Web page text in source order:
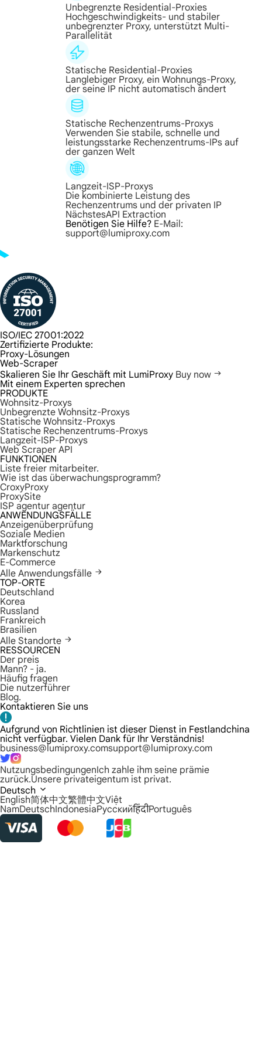
Unbegrenzte Residential-Proxies
Hochgeschwindigkeits- und stabiler
unbegrenzter Proxy, unterstützt Multi-
Parallelität
Statische Residential-Proxies
Langlebiger Proxy, ein Wohnungs-Proxy,
der seine IP nicht automatisch ändert
Statische Rechenzentrums-Proxys
Verwenden Sie stabile, schnelle und
leistungsstarke Rechenzentrums-IPs auf
der ganzen Welt
Langzeit-ISP-Proxys
Die kombinierte Leistung des
Rechenzentrums und der privaten IP
NächstesAPI Extraction
Benötigen Sie Hilfe? E-Mail:
support@lumiproxy.com
ISO/IEC 27001:2022
Zertifizierte Produkte:
Proxy-Lösungen
Web-Scraper
Skalieren Sie Ihr Geschäft mit LumiProxy Buy now
Mit einem Experten sprechen
PRODUKTE
Wohnsitz-Proxys
Unbegrenzte Wohnsitz-Proxys
Statische Wohnsitz-Proxys
Statische Rechenzentrums-Proxys
Langzeit-ISP-Proxys
Web Scraper API
FUNKTIONEN
Liste freier mitarbeiter.
Wie ist das überwachungsprogramm?
CroxyProxy
ProxySite
ISP agentur agentur
ANWENDUNGSFÄLLE
Anzeigenüberprüfung
Soziale Medien
Marktforschung
Markenschutz
E-Commerce
Alle Anwendungsfälle
TOP-ORTE
Deutschland
Korea
Russland
Frankreich
Brasilien
Alle Standorte
RESSOURCEN
Der preis
Mann? - ja.
Häufig fragen
Die nutzerführer
Blog.
Kontaktieren Sie uns
Aufgrund von Richtlinien ist dieser Dienst in Festlandchina
nicht verfügbar. Vielen Dank für Ihr Verständnis!
business@lumiproxy.comsupport@lumiproxy.com
NutzungsbedingungenIch zahle ihm seine prämie
zurück.Unsere privateigentum ist privat.
Deutsch
English简体中文繁體中文Việt
NamDeutschIndonesiaРусскийहिंदीPortuguês